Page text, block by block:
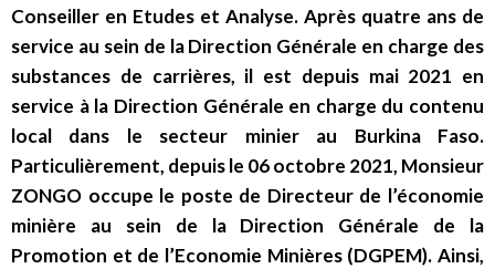
Conseiller en Etudes et Analyse. Après quatre ans de
service au sein de la Direction Générale en charge des
substances de carrières, il est depuis mai 2021 en
service à la Direction Générale en charge du contenu
local dans le secteur minier au Burkina Faso.
Particulièrement, depuis le 06 octobre 2021, Monsieur
ZONGO occupe le poste de Directeur de l’économie
minière au sein de la Direction Générale de la
Promotion et de l’Economie Minières (DGPEM). Ainsi,